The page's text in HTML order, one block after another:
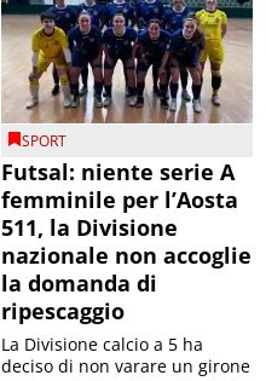
SPORT
Futsal: niente serie A
femminile per l’Aosta
511, la Divisione
nazionale non accoglie
la domanda di
ripescaggio
La Divisione calcio a 5 ha
deciso di non varare un girone